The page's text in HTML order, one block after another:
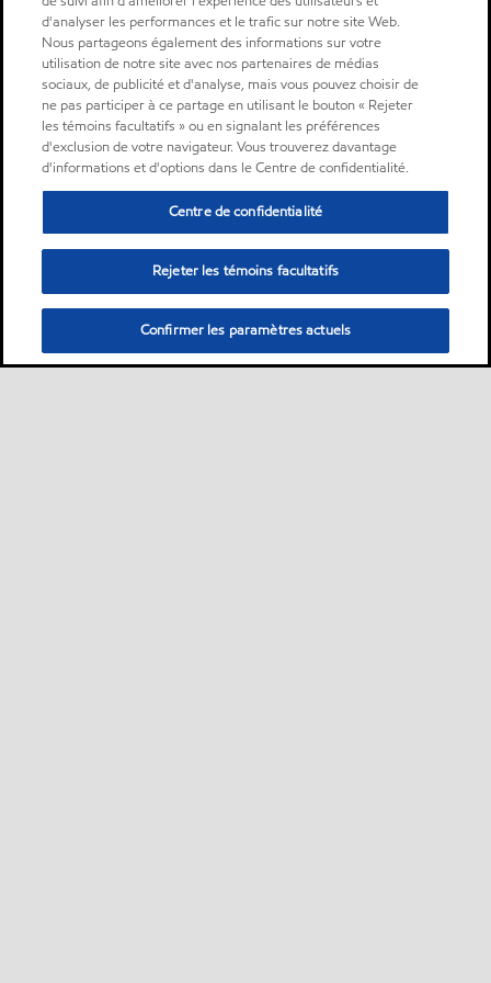
d'analyser les performances et le trafic sur notre site Web.
Nous partageons également des informations sur votre
utilisation de notre site avec nos partenaires de médias
sociaux, de publicité et d'analyse, mais vous pouvez choisir de
ne pas participer à ce partage en utilisant le bouton « Rejeter
les témoins facultatifs » ou en signalant les préférences
d'exclusion de votre navigateur. Vous trouverez davantage
d'informations et d'options dans le Centre de confidentialité.
Centre de confidentialité
Rejeter les témoins facultatifs
Confirmer les paramètres actuels